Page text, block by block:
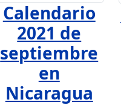
Calendario
2021 de
septiembre
en
Nicaragua